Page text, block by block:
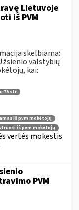
Lietuvoje
iš PVM
skelbiama:
valstybių
kai:
75 str
iš pvm mokėtojų
iš pvm mokėtojų
vertės mokestis
PVM